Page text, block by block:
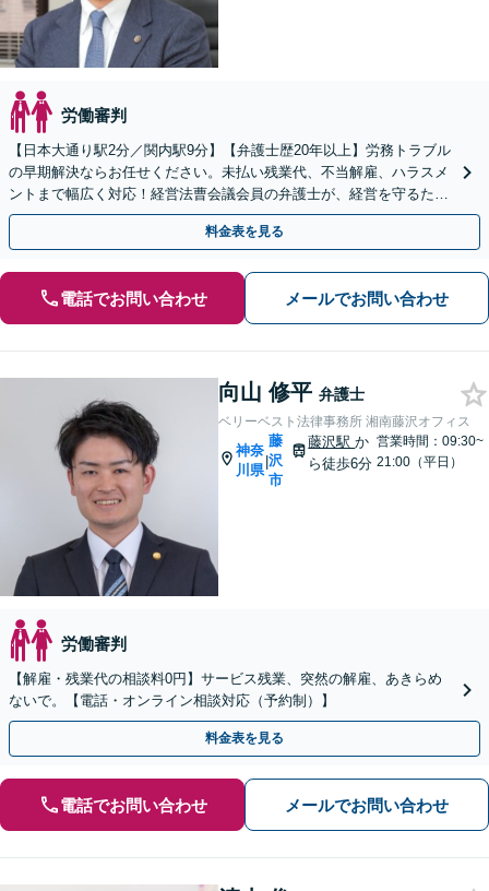
労働審判
【日本大通り駅2分／関内駅9分】【弁護士歴20年以上】労務トラブル
の早期解決ならお任せください。未払い残業代、不当解雇、ハラスメ
ントまで幅広く対応！経営法曹会議会員の弁護士が、経営を守るため
の法的戦略を提案します【夜間や休日相談も対応可能】
料金表を見る
電話でお問い合わせ メールでお問い合わせ
向山 修平 弁護士
ベリーベスト法律事務所 湘南藤沢オフィス
神奈
川県
|
藤
沢
市
藤沢駅か
ら徒歩6分
営業時間：09:30~
21:00（平日）
労働審判
【解雇・残業代の相談料0円】サービス残業、突然の解雇、あきらめ
ないで。【電話・オンライン相談対応（予約制）】
料金表を見る
電話でお問い合わせ メールでお問い合わせ